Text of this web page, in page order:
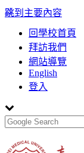
跳到主要內容
:::
回學校首頁
拜訪我們
網站導覽
English
登入